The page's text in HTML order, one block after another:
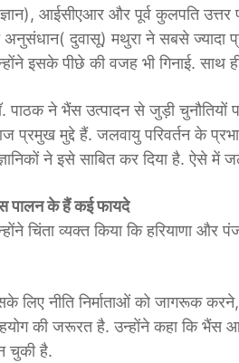
आईसीएआर और पूर्व कुलपति उत्तर
अनुसंधान( दुवासू) मथुरा ने सबसे ज्यादा
इसके पीछे की वजह भी गिनाई. साथ
पाठक ने भैंस उत्पादन से जुड़ी
प्रमुख मुद्दे हैं. जलवायु परिवर्तन के
ने इसे साबित कर दिया है. ऐसे
पालन के हैं कई फायदे
चिंता व्यक्त किया कि हरियाणा
लिए नीति निर्माताओं को जागरूक
की जरूरत है. उन्होंने कहा कि भैंस
चुकी है.